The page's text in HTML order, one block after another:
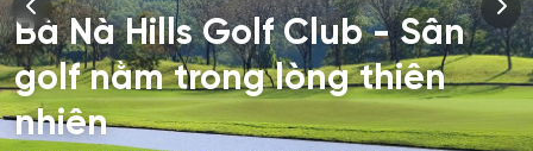
Bà Nà Hills Golf Club - Sân
golf nằm trong lòng thiên
nhiên